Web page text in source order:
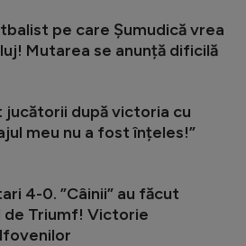
pe care Șumudică vrea
Mutarea se anunță dificilă
jucătorii după victoria cu
meu nu a fost înțeles!”
4-0. ”Câinii” au făcut
Triumf! Victorie